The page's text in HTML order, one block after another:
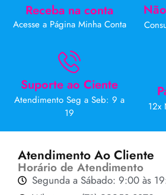
Receba na conta
Acesse a Página Minha Conta
Suporte ao Ciente
Atendimento Seg a Seb: 9 a
19
12x
Atendimento Ao Cliente
Horário de Atendimento
Segunda a Sábado: 9:00 às